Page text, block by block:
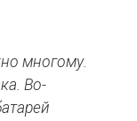
многому.
Во-